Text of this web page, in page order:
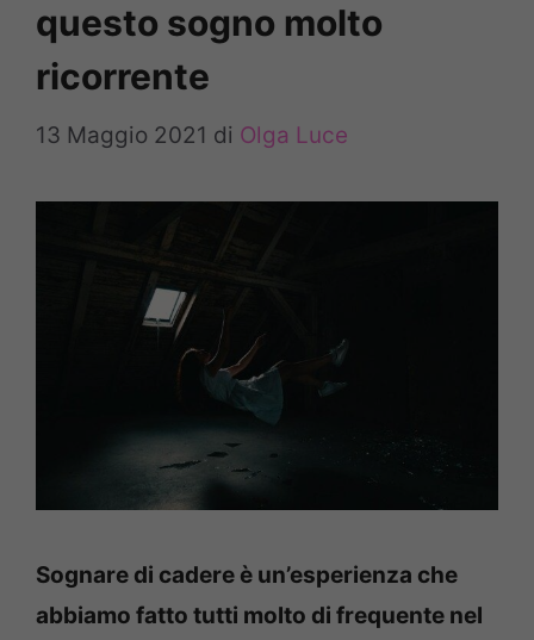
questo sogno molto
ricorrente
13 Maggio 2021 di Olga Luce
Sognare di cadere è un’esperienza che
abbiamo fatto tutti molto di frequente nel